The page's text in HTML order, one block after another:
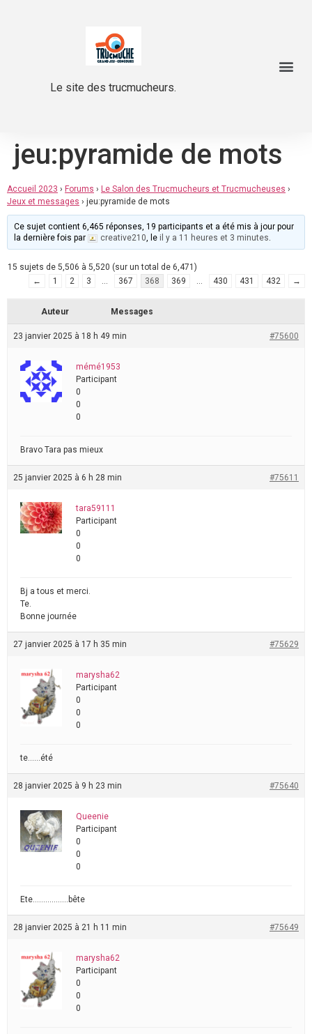
Le site des trucmucheurs.
jeu:pyramide de mots
Accueil 2023 › Forums › Le Salon des Trucmucheurs et Trucmucheuses ›
Jeux et messages › jeu:pyramide de mots
Ce sujet contient 6,465 réponses, 19 participants et a été mis à jour pour
la dernière fois par
creative210, le il y a 11 heures et 3 minutes.
15 sujets de 5,506 à 5,520 (sur un total de 6,471)
←
1 2 3 … 367 368 369 … 430 431 432 →
Auteur Messages
23 janvier 2025 à 18 h 49 min #75600
mémé1953
Participant
0
0
0
Bravo Tara pas mieux
25 janvier 2025 à 6 h 28 min #75611
tara59111
Participant
0
0
0
Bj a tous et merci.
Te.
Bonne journée
27 janvier 2025 à 17 h 35 min #75629
marysha62
Participant
0
0
0
te……été
28 janvier 2025 à 9 h 23 min #75640
Queenie
Participant
0
0
0
Ete……………..bête
28 janvier 2025 à 21 h 11 min #75649
marysha62
Participant
0
0
0